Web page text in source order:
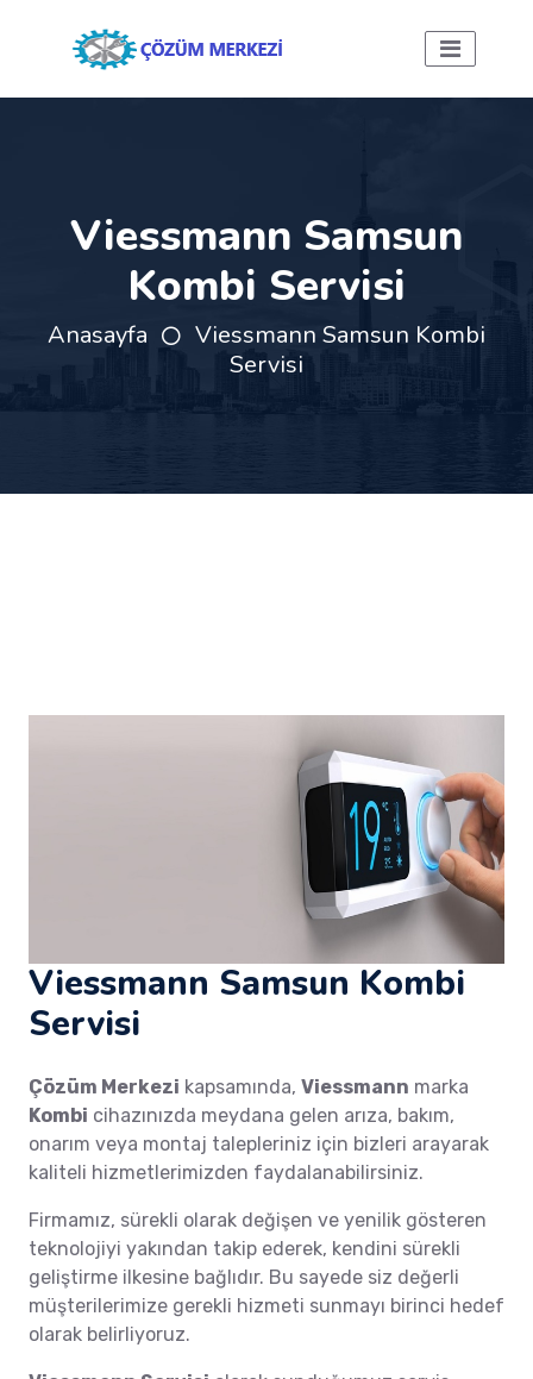
Viessmann Samsun
Kombi Servisi
Anasayfa
Viessmann Samsun Kombi
Servisi
Viessmann Samsun Kombi
Servisi
Çözüm Merkezi kapsamında, Viessmann marka
Kombi cihazınızda meydana gelen arıza, bakım,
onarım veya montaj talepleriniz için bizleri arayarak
kaliteli hizmetlerimizden faydalanabilirsiniz.
Firmamız, sürekli olarak değişen ve yenilik gösteren
teknolojiyi yakından takip ederek, kendini sürekli
geliştirme ilkesine bağlıdır. Bu sayede siz değerli
müşterilerimize gerekli hizmeti sunmayı birinci hedef
olarak belirliyoruz.